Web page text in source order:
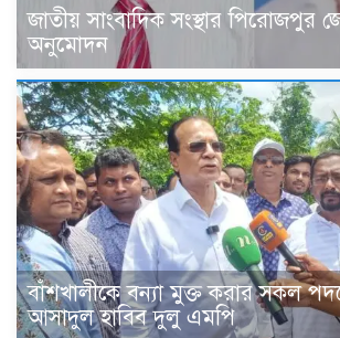
জাতীয় সাংবাদিক সংস্থার পিরোজপুর
অনুমোদন
বাঁশখালীকে বন্যা মুক্ত করার সকল
আসাদুল হাবিব দুলু এমপি